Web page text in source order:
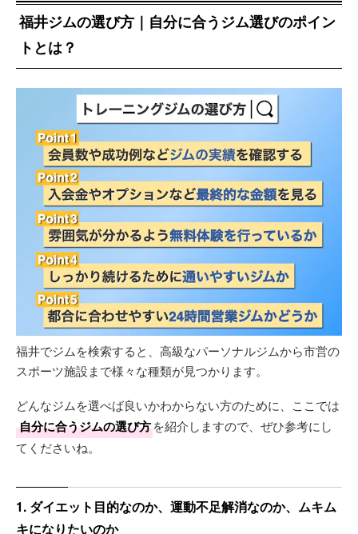
福井ジムの選び方｜自分に合うジム選びのポイン
トとは？
福井でジムを検索すると、高級なパーソナルジムから市営の
スポーツ施設まで様々な種類が見つかります。
どんなジムを選べば良いかわからない方のために、ここでは
自分に合うジムの選び方を紹介しますので、ぜひ参考にし
てくださいね。
1. ダイエット目的なのか、運動不足解消なのか、ムキム
キになりたいのか